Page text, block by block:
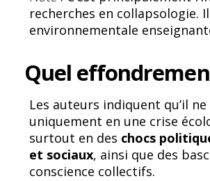
recherches en collapsologie.
environnementale
Quel
Les auteurs indiquent qu’il
uniquement en une crise
surtout en des chocs
et sociaux, ainsi que des
conscience collectifs.